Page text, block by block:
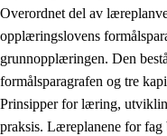
Overordnet del av
opplæringslovens
grunnopplæringen. Den
formålsparagrafen og tre
Prinsipper for læring,
praksis. Læreplanene for fag